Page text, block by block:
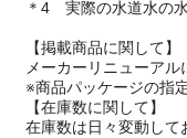
ます。
【掲載商品に関して】
メーカーリニューアル
※商品パッケージの指
【在庫数に関して】